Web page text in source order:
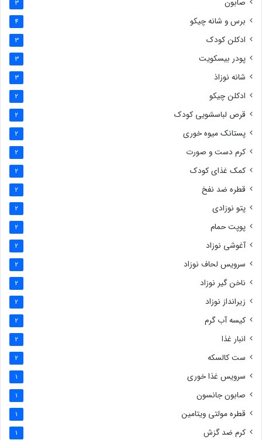
صابون 3
برس و شانه چیکو 4
ادکلن کودک 3
پودر بیسکویت 3
شانه نوزاذ 3
ادکلن چیکو 2
قرص لباسشویی کودک 2
پستانک میوه خوری 2
کرم دست و صورت 2
کمک غذای کودک 2
قطره ضد نفخ 2
پتو نوزادی 2
پوپت حمام 2
آغوشی نوزاد 2
سرویس لحاف نوزاد 2
ناخن گیر نوزاد 2
زیرانداز نوزاد 2
کیسه آب گرم 2
انبار غذا 2
ست کالسکه 2
سرویس غذا خوری 1
صابون جانسون 1
قطره مولتی ویتامین 1
کرم ضد گزش 1